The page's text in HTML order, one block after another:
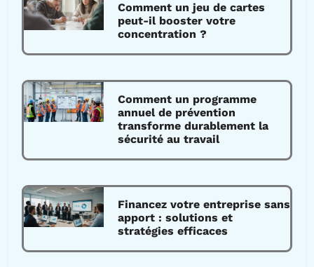
Comment un jeu de cartes
peut-il booster votre
concentration ?
Comment un programme
annuel de prévention
transforme durablement la
sécurité au travail
Financez votre entreprise sans
apport : solutions et
stratégies efficaces